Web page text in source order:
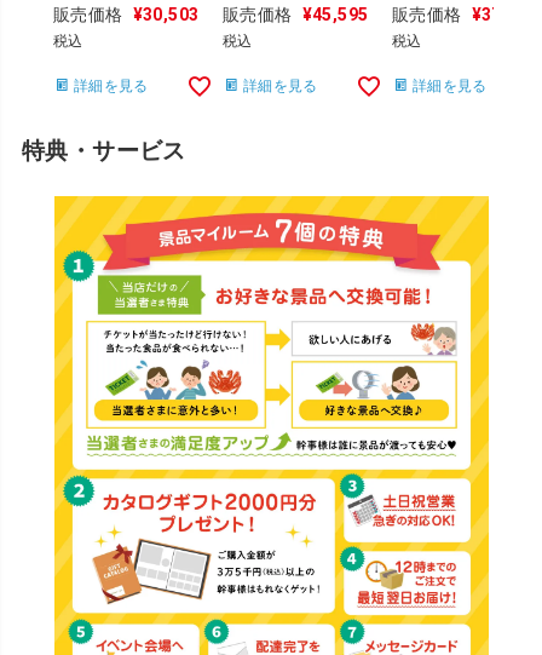
販売価格 ¥30,503
税込
詳細を見る
販売価格 ¥45,595
税込
詳細を見る
販売価格 ¥37,055
税込
詳細を見る
特典・サービス